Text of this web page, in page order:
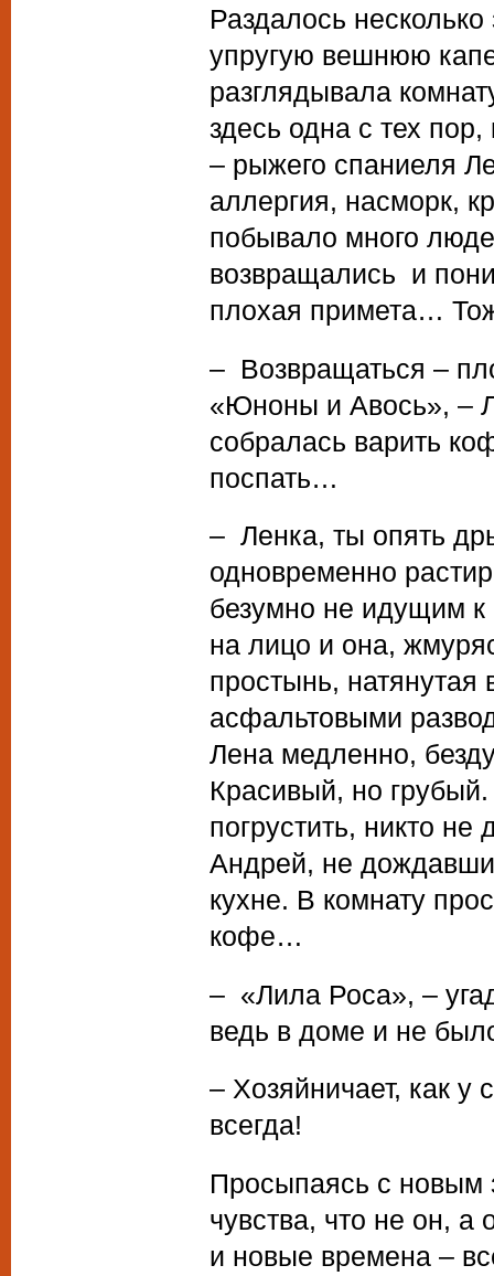
Раздалось
упругую вешнюю
разглядывала
здесь одна с тех
– рыжего спаниеля
аллергия, насморк,
побывало много
возвращались и
плохая примета…
– Возвращаться –
«Юноны и Авось», –
собралась варить
поспать…
– Ленка, ты опять
одновременно
безумно не идущим к
на лицо и она,
простынь,
асфальтовыми
Лена медленно,
Красивый, но
погрустить, никто
Андрей, не
кухне. В комнату
кофе…
– «Лила Роса», –
ведь в доме и не
– Хозяйничает, как
всегда!
Просыпаясь с новым
чувства, что не он,
и новые времена –